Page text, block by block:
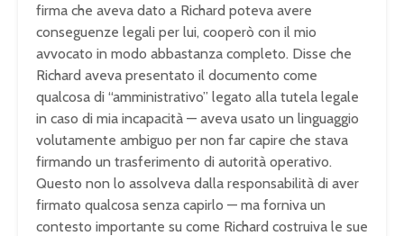
firma che aveva dato a Richard poteva avere
conseguenze legali per lui, cooperò con il mio
avvocato in modo abbastanza completo. Disse che
Richard aveva presentato il documento come
qualcosa di “amministrativo” legato alla tutela legale
in caso di mia incapacità — aveva usato un linguaggio
volutamente ambiguo per non far capire che stava
firmando un trasferimento di autorità operativo.
Questo non lo assolveva dalla responsabilità di aver
firmato qualcosa senza capirlo — ma forniva un
contesto importante su come Richard costruiva le sue